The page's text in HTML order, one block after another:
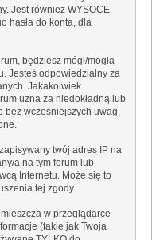
Jest również WYSOCE
hasła do konta, dla
będziesz mógł/mogła
Jesteś odpowiedzialny za
Jakakolwiek
uzna za niedokładną lub
bez wcześniejszych uwag.
twój adres IP na
a na tym forum lub
Internetu. Może się to
tej zgody.
w przeglądarce
(takie jak Twoja